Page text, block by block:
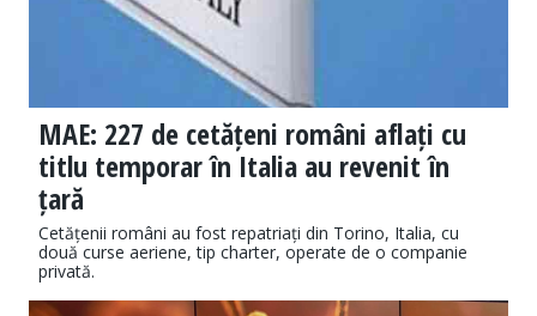
MAE: 227 de cetățeni români aflați cu
titlu temporar în Italia au revenit în
țară
Cetățenii români au fost repatriați din Torino, Italia, cu
două curse aeriene, tip charter, operate de o companie
privată.